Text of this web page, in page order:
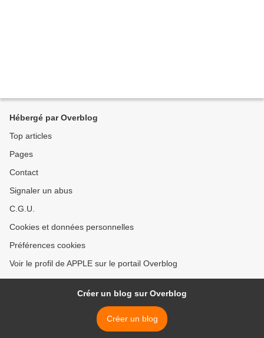
Hébergé par Overblog
Top articles
Pages
Contact
Signaler un abus
C.G.U.
Cookies et données personnelles
Préférences cookies
Voir le profil de APPLE sur le portail Overblog
Créer un blog sur Overblog
Créer un blog